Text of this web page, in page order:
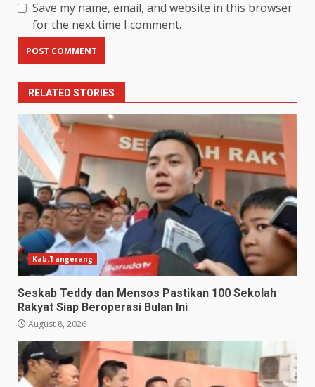
Save my name, email, and website in this browser
for the next time I comment.
RELATED STORIES
Kab.Tangerang
Seskab Teddy dan Mensos Pastikan 100 Sekolah
Rakyat Siap Beroperasi Bulan Ini
August 8, 2026